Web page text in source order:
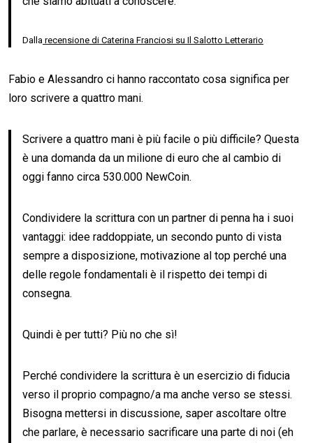
Dalla recensione di Caterina Franciosi su Il Salotto Letterario
Fabio e Alessandro ci hanno raccontato cosa significa per
loro scrivere a quattro mani.
Scrivere a quattro mani è più facile o più difficile? Questa
è una domanda da un milione di euro che al cambio di
oggi fanno circa 530.000 NewCoin.
Condividere la scrittura con un partner di penna ha i suoi
vantaggi: idee raddoppiate, un secondo punto di vista
sempre a disposizione, motivazione al top perché una
delle regole fondamentali è il rispetto dei tempi di
consegna.
Quindi è per tutti? Più no che sì!
Perché condividere la scrittura è un esercizio di fiducia
verso il proprio compagno/a ma anche verso se stessi.
Bisogna mettersi in discussione, saper ascoltare oltre
che parlare, è necessario sacrificare una parte di noi (eh